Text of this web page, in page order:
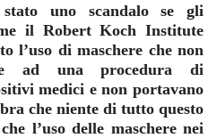
uno scandalo se gli
il Robert Koch Institute
l’uso di maschere che non
ad una procedura di
medici e non portavano
che niente di tutto questo
l’uso delle maschere nei